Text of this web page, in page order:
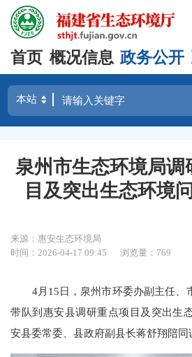
首页 概况信息 政务公开
泉州市生态环境局调
目及突出生态环境
来源：惠安生态环境局
时间：2026-04-17 09:45
浏览量：769
4月15日，泉州市环委办副主任、
带队到惠安县调研重点项目及突出生
安县委常委、县政府副县长蒋舒翔陪同